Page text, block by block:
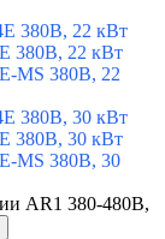
380В, 22 кВт
380В, 22 кВт
MS 380В, 22
380В, 30 кВт
380В, 30 кВт
MS 380В, 30
AR1 380-480В,